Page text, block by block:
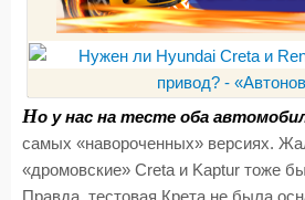
Но у нас на тесте оба
самых «навороченных» версиях.
«дромовские» Creta и Kaptur тоже